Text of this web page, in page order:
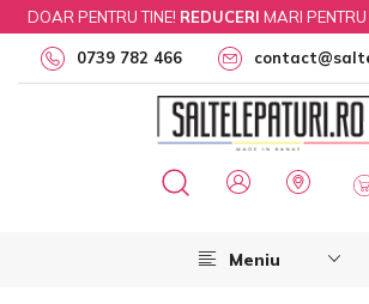
DOAR PENTRU TINE! REDUCERI MARI
0739 782 466
Meniu